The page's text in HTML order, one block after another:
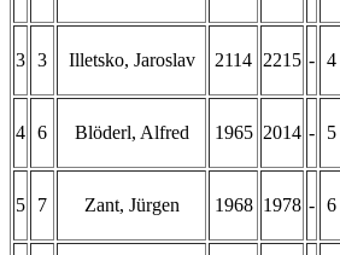
3 3 Illetsko, Jaroslav 2114 2215 - 4
4 6 Blöderl, Alfred 1965 2014 - 5
5 7 Zant, Jürgen 1968 1978 - 6